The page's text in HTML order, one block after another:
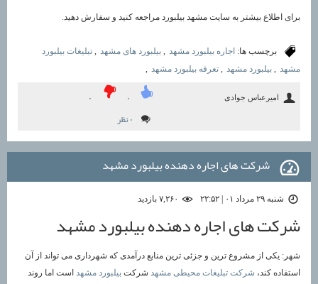
برای اطلاع بیشتر به سایت مشهد بیلبورد مراجعه کنید و سفارش دهید.
برچسب ها: اجاره بیلبورد مشهد بیلبورد های مشهد
تبلیغات بیلبورد
مشهد , بیلبورد مشهد , تعرفه بیلبورد مشهد ,
امیرعباس جوادی ۰ ۰
۰ نظر
شرکت های اجاره دهنده بیلبورد مشهد
شنبه ۲۹ مرداد ۰۱ | ۲۲:۵۲
شرکت های اجاره دهنده بیلبورد مشهد
شهر: یکی از مشروع ترین و جزئی ترین منابع درآمدی که شهرداری می تواند از آن
استفاده کند، شرکت تبلیغات محیطی مشهد شرکت بیلبورد مشهد است اما روند